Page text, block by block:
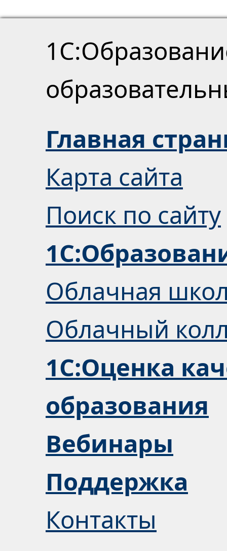
Главная
Карта сайта
Поиск по сайту
Облачная
Облачный
1С:Оценка
образования
Вебинары
Поддержка
Контакты